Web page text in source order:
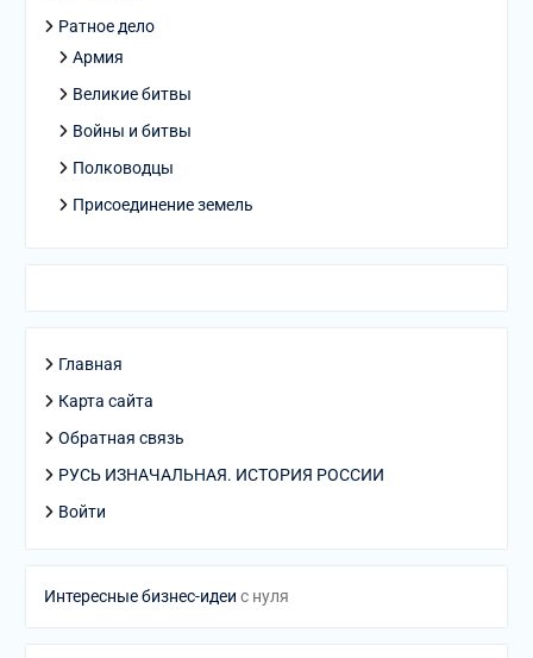
Ратное дело
Армия
Великие битвы
Войны и битвы
Полководцы
Присоединение земель
Главная
Карта сайта
Обратная связь
РУСЬ ИЗНАЧАЛЬНАЯ. ИСТОРИЯ РОССИИ
Войти
Интересные бизнес-идеи с нуля